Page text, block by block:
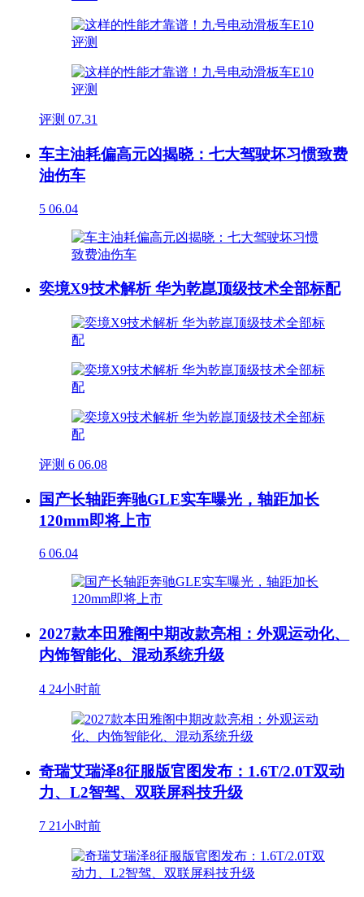
评测 07.31
车主油耗偏高元凶揭晓：七大驾驶坏习惯致费
油伤车
5 06.04
奕境X9技术解析 华为乾崑顶级技术全部标配
评测 6 06.08
国产长轴距奔驰GLE实车曝光，轴距加长
120mm即将上市
6 06.04
2027款本田雅阁中期改款亮相：外观运动化、
内饰智能化、混动系统升级
4 24小时前
奇瑞艾瑞泽8征服版官图发布：1.6T/2.0T双动
力、L2智驾、双联屏科技升级
7 21小时前